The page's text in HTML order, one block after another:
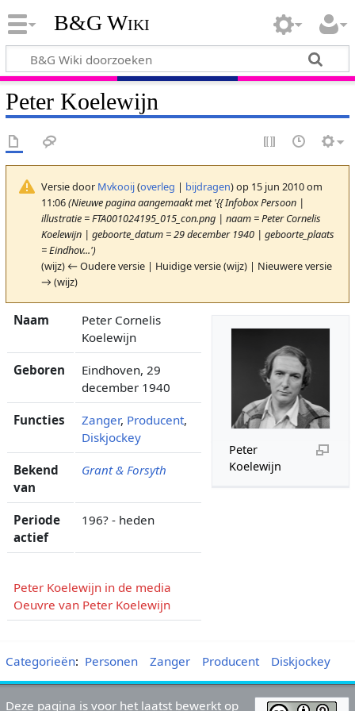
B&G Wiki
Peter Koelewijn
Versie door Mvkooij(overleg | bijdragen)op 15 jun 2010 om
11:06(Nieuwe pagina aangemaakt met '{{ Infobox Persoon |
illustratie = FTA001024195_015_con.png‎ | naam = Peter Cornelis
Koelewijn | geboorte_datum = 29 december 1940 | geboorte_plaats
= Eindhov...')
(wijz) ← Oudere versie | Huidige versie (wijz) | Nieuwere versie
→ (wijz)
Peter
Koelewijn
Naam
Peter Cornelis
Koelewijn
Geboren
Eindhoven, 29
december 1940
Functies Zanger, Producent,
Diskjockey
Bekend
van
Grant & Forsyth
Periode
actief
196? - heden
Peter Koelewijn in de media
Oeuvre van Peter Koelewijn
Categorieën: Personen Zanger Producent Diskjockey
Deze pagina is voor het laatst bewerkt op